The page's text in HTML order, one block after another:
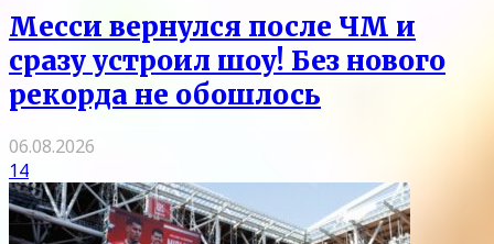
Месси вернулся после ЧМ и
сразу устроил шоу! Без нового
рекорда не обошлось
06.08.2026
14